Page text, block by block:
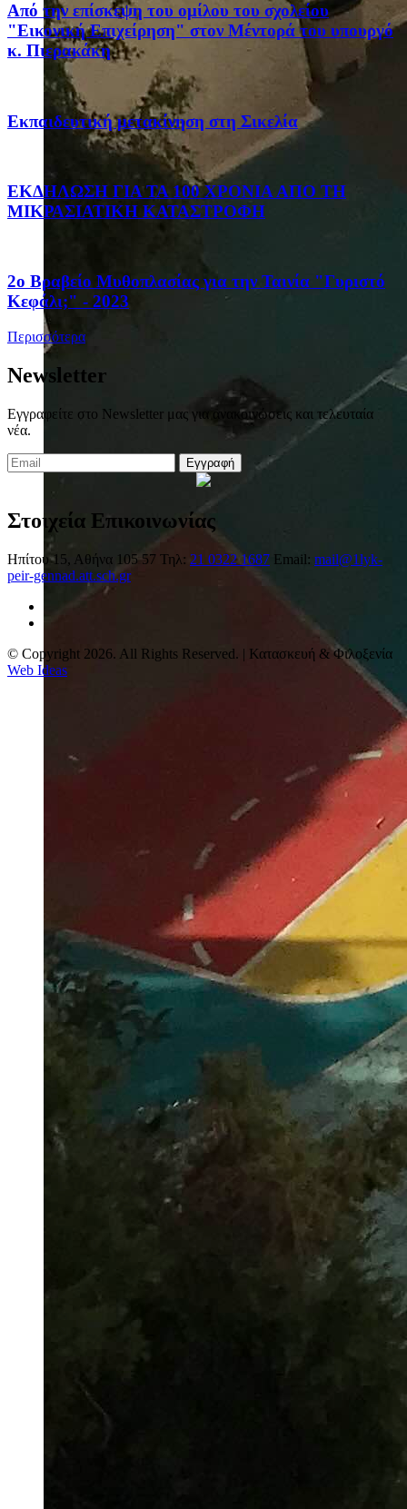
Από την επίσκεψη του ομίλου του σχολείου
"Εικονική Επιχείρηση" στον Μέντορά του υπουργό
κ. Πιερακάκη
Eκπαιδευτική μετακίνηση στη Σικελία
ΕΚΔΗΛΩΣΗ ΓΙΑ ΤΑ 100 ΧΡΟΝΙΑ ΑΠΟ ΤΗ
ΜΙΚΡΑΣΙΑΤΙΚΗ ΚΑΤΑΣΤΡΟΦΗ
2ο Βραβείο Μυθοπλασίας για την Ταινία "Γυριστό
Κεφάλι;" - 2023
Περισσότερα
Newsletter
Εγγραφείτε στο Newsletter μας για ανακοινώσεις και τελευταία
νέα.
Εγγραφή
Στοιχεία Επικοινωνίας
Ηπίτου 15, Αθήνα 105 57 Τηλ: 21 0322 1687 Email: mail@1lyk-
peir-gennad.att.sch.gr
© Copyright 2026. All Rights Reserved. | Κατασκευή & Φιλοξενία
Web Ideas